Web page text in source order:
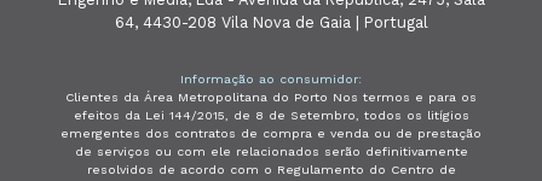
64, 4430-208 Vila Nova de Gaia | Portugal
Informação ao consumidor:
Clientes da Área Metropolitana do Porto Nos termos e para os
efeitos da Lei 144/2015, de 8 de Setembro, todos os litígios
emergentes dos contratos de compra e venda ou de prestação
de serviços ou com ele relacionados serão definitivamente
resolvidos de acordo com o Regulamento do Centro de